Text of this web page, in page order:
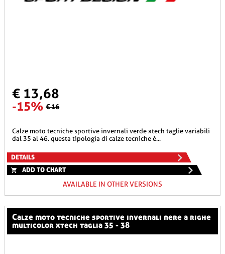
€ 13,68
-15% € 16
calze moto tecniche sportive invernali verde xtech taglie variabili
dal 35 al 46. questa tipologia di calze tecniche è...
DETAILS
ADD TO CHART
AVAILABLE IN OTHER VERSIONS
calze moto tecniche sportive invernali nere a righe
multicolor xtech taglia 35 - 38